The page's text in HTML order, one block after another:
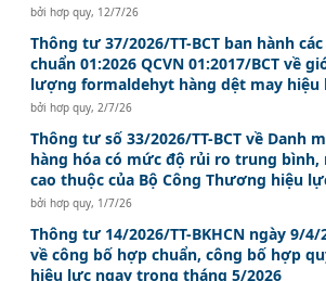
bởihơp quy, 12/7/26
Thông tư 37/2026/TT-BCT ban hành
chuẩn 01:2026 QCVN 01:2017/BCT về
lượng formaldehyt hàng dệt may hiệu
bởihơp quy,2/7/26
Thông tư số 33/2026/TT-BCT về Danh
hàng hóa có mức độ rủi ro trung
cao thuộc của Bộ Công Thương hiệu
bởihơp quy, 1/7/26
Thông tư 14/2026/TT-BKHCN ngày 9/
về công bố hợp chuẩn, công bố hợp
hiệu lực ngay trong tháng 5/2026